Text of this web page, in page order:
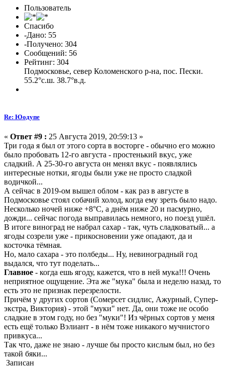
Пользователь
Спасибо
-Дано: 55
-Получено: 304
Сообщений: 56
Рейтинг: 304
Подмосковье, север Коломенского р-на, пос. Пески.
55.2°с.ш. 38.7°в.д.
Re: Юодупе
« Ответ #9 : 25 Августа 2019, 20:59:13 »
Три года я был от этого сорта в восторге - обычно его можно
было пробовать 12-го августа - простенький вкус, уже
сладкий. А 25-30-го августа он менял вкус - появлялись
интересные нотки, ягоды были уже не просто сладкой
водичкой...
А сейчас в 2019-ом вышел облом - как раз в августе в
Подмосковье стоял собачий холод, когда ему зреть было надо.
Несколько ночей ниже +8°С, а днём ниже 20 и пасмурно,
дожди... сейчас погода выправилась немного, но поезд ушёл.
В итоге виноград не набрал сахар - так, чуть сладковатый... а
ягоды созрели уже - прикосновении уже опадают, да и
косточка тёмная.
Но, мало сахара - это полбеды... Ну, невиноградный год
выдался, что тут поделать...
Главное - когда ешь ягоду, кажется, что в ней мука!!! Очень
неприятное ощущение. Эта же "мука" была и неделю назад, то
есть это не признак перезрелости.
Причём у других сортов (Сомерсет сидлис, Ажурный, Супер-
экстра, Виктория) - этой "муки" нет. Да, они тоже не особо
сладкие в этом году, но без "муки"! Из чёрных сортов у меня
есть ещё только Вэлиант - в нём тоже никакого мучнистого
привкуса...
Так что, даже не знаю - лучше бы просто кислым был, но без
такой бяки...
Записан